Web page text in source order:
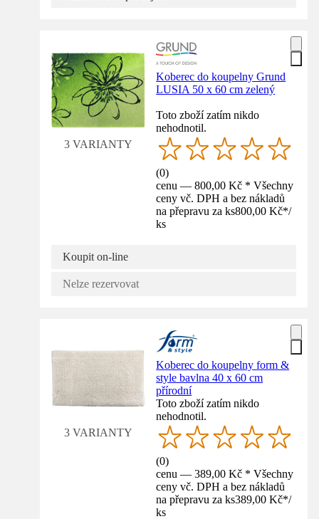
3 VARIANTY
Koberec do koupelny Grund
LUSIA 50 x 60 cm zelený
Toto zboží zatím nikdo
nehodnotil.
(0)
cenu — 800,00 Kč * Všechny
ceny vč. DPH a bez nákladů
na přepravu za ks800,00 Kč*/
ks
Koupit on-line
Nelze rezervovat
3 VARIANTY
Koberec do koupelny form &
style bavlna 40 x 60 cm
přírodní
Toto zboží zatím nikdo
nehodnotil.
(0)
cenu — 389,00 Kč * Všechny
ceny vč. DPH a bez nákladů
na přepravu za ks389,00 Kč*/
ks